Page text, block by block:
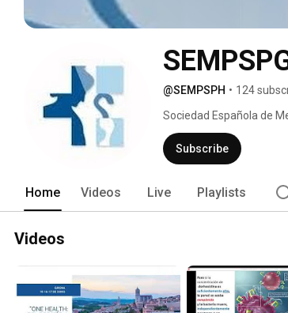
@SEMPSPH • 124
Sociedad Española de
Subscribe
Home Videos Live Playlists
Videos